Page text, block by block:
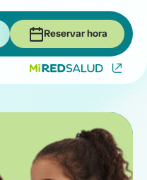
Reservar hora